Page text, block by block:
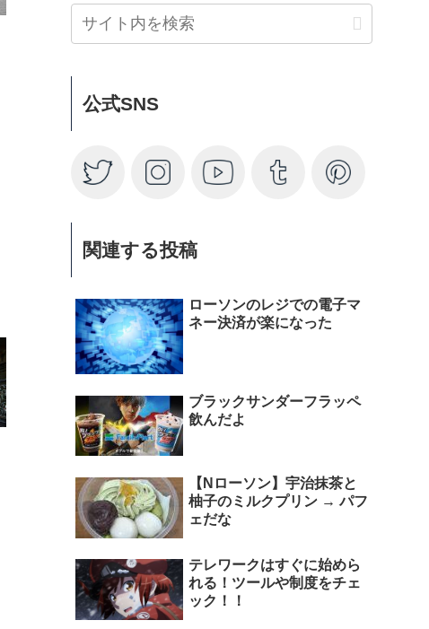
公式SNS
関連する投稿
ローソンのレジでの電子マ
ネー決済が楽になった
ブラックサンダーフラッペ
飲んだよ
【Nローソン】宇治抹茶と
柚子のミルクプリン → パフ
ェだな
テレワークはすぐに始めら
れる！ツールや制度をチェ
ック！！